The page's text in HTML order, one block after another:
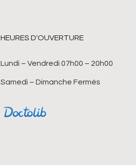
HEURES D'OUVERTURE
Lundi – Vendredi 07h00 – 20h00
Samedi – Dimanche Fermés